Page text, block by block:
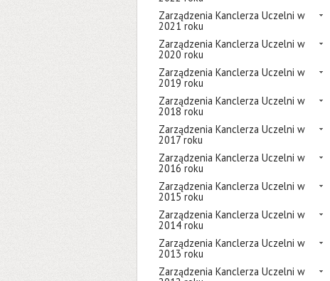
Zarządzenia Kanclerza Uczelni w
2021 roku
Zarządzenia Kanclerza Uczelni w
2020 roku
Zarządzenia Kanclerza Uczelni w
2019 roku
Zarządzenia Kanclerza Uczelni w
2018 roku
Zarządzenia Kanclerza Uczelni w
2017 roku
Zarządzenia Kanclerza Uczelni w
2016 roku
Zarządzenia Kanclerza Uczelni w
2015 roku
Zarządzenia Kanclerza Uczelni w
2014 roku
Zarządzenia Kanclerza Uczelni w
2013 roku
Zarządzenia Kanclerza Uczelni w